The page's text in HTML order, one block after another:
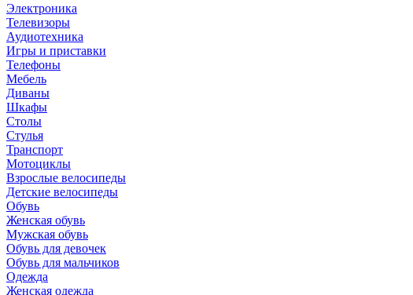
Электроника
Телевизоры
Аудиотехника
Игры и приставки
Телефоны
Мебель
Диваны
Шкафы
Столы
Стулья
Транспорт
Мотоциклы
Взрослые велосипеды
Детские велосипеды
Обувь
Женская обувь
Мужская обувь
Обувь для девочек
Обувь для мальчиков
Одежда
Женская одежда